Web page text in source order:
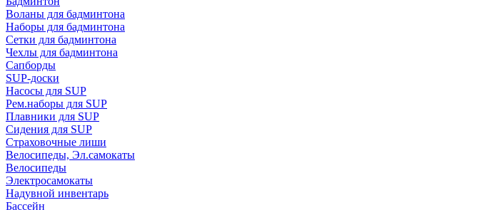
Воланы для бадминтона
Наборы для бадминтона
Сетки для бадминтона
Чехлы для бадминтона
Сапборды
SUP-доски
Насосы для SUP
Рем.наборы для SUP
Плавники для SUP
Сидения для SUP
Страховочные лиши
Велосипеды, Эл.самокаты
Велосипеды
Электросамокаты
Надувной инвентарь
Бассейн